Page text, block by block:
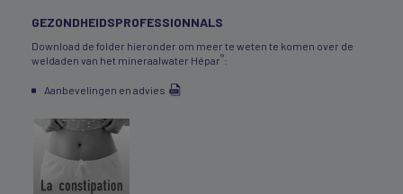
GEZONDHEIDSPROFESSIONNALS
Download de folder hieronder om meer te weten te komen over de
weldaden van het mineraalwater Hépar®:
Aanbevelingen en advies